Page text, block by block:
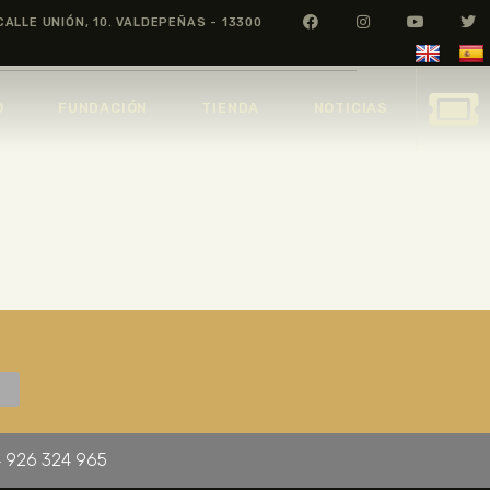
UNIÓN, 10. VALDEPEÑAS - 13300
926 324 965